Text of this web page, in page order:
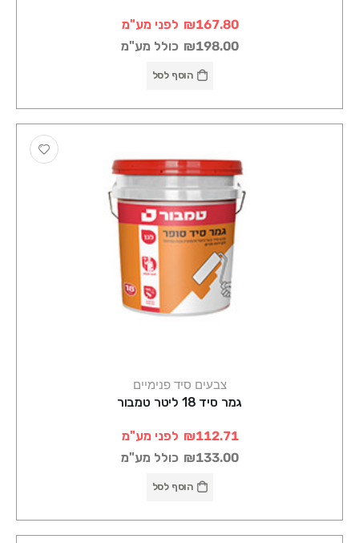
₪167.80 לפני מע"מ
₪198.00 כולל מע"מ
הוסף לסל
צבעים סיד פנימיים
גמר סיד 18 ליטר טמבור
₪112.71 לפני מע"מ
₪133.00 כולל מע"מ
הוסף לסל